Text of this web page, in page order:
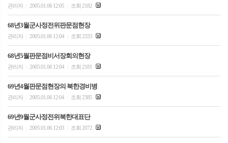
관리자 2005.01.06 12:05 조회 2182
68년3월군사정전위판문점현장
관리자 2005.01.06 12:04 조회 2333
68년5월판문점비서장회의현장
관리자 2005.01.06 12:04 조회 2181
69년4월판문점현장의 북한경비병
관리자 2005.01.06 12:04 조회 2385
69년9월군사정전위북한대표단
관리자 2005.01.06 12:03 조회 2072